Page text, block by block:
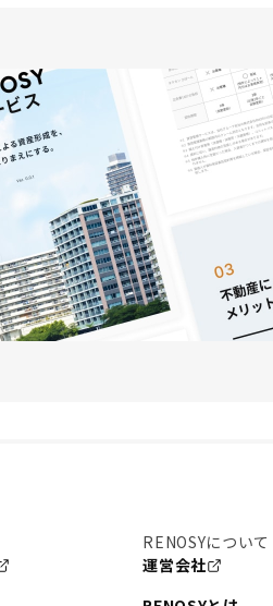
RENOSYについて
運営会社